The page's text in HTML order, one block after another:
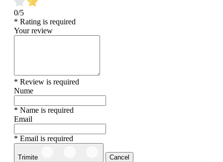
0/5
* Rating is required
Your review
* Review is required
Nume
* Name is required
Email
* Email is required
Trimite Cancel